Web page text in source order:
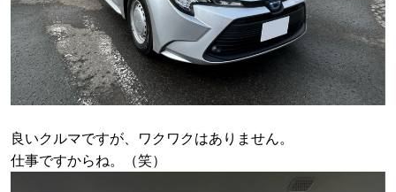
良いクルマですが、ワクワクはありません。
仕事ですからね。（笑）